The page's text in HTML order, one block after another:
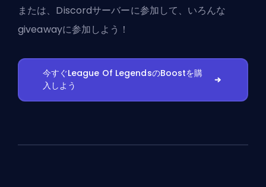
または、 Discordサーバーに参加して、いろんな
giveawayに参加しよう！
今すぐLeague Of LegendsのBoostを購
入しよう